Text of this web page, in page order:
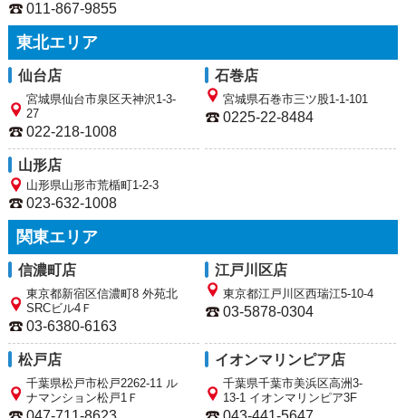
011-867-9855
東北エリア
仙台店
宮城県仙台市泉区天神沢1-3-
27
022-218-1008
石巻店
宮城県石巻市三ツ股1-1-101
0225-22-8484
山形店
山形県山形市荒楯町1-2-3
023-632-1008
関東エリア
信濃町店
東京都新宿区信濃町8 外苑北
SRCビル4Ｆ
03-6380-6163
江戸川区店
東京都江戸川区西瑞江5-10-4
03-5878-0304
松戸店
千葉県松戸市松戸2262-11 ル
ナマンション松戸1Ｆ
イオンマリンピア店
千葉県千葉市美浜区高洲3-
13-1 イオンマリンピア3F